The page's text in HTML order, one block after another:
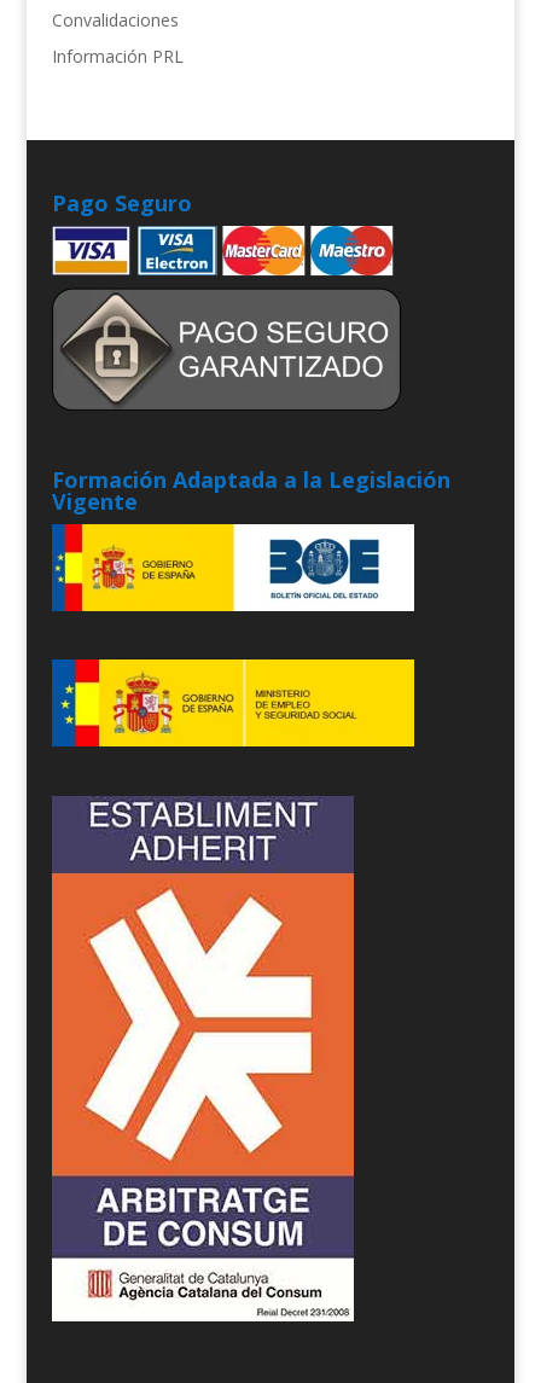
Convalidaciones
Información PRL
Pago Seguro
Formación Adaptada a la Legislación
Vigente